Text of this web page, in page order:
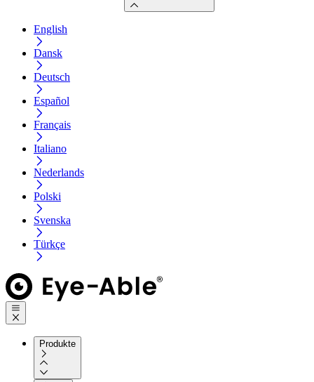
English
Dansk
Deutsch
Español
Français
Italiano
Nederlands
Polski
Svenska
Türkçe
Produkte